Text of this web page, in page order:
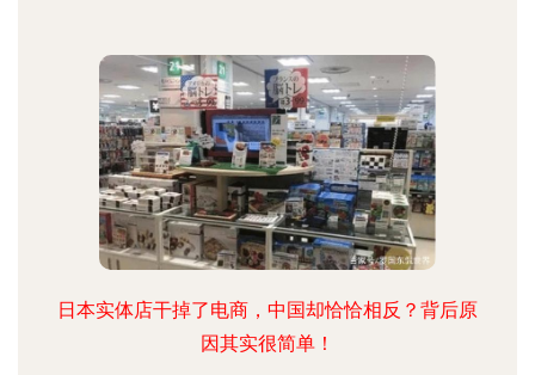
日本实体店干掉了电商，中国却恰恰相反？背后原
因其实很简单！